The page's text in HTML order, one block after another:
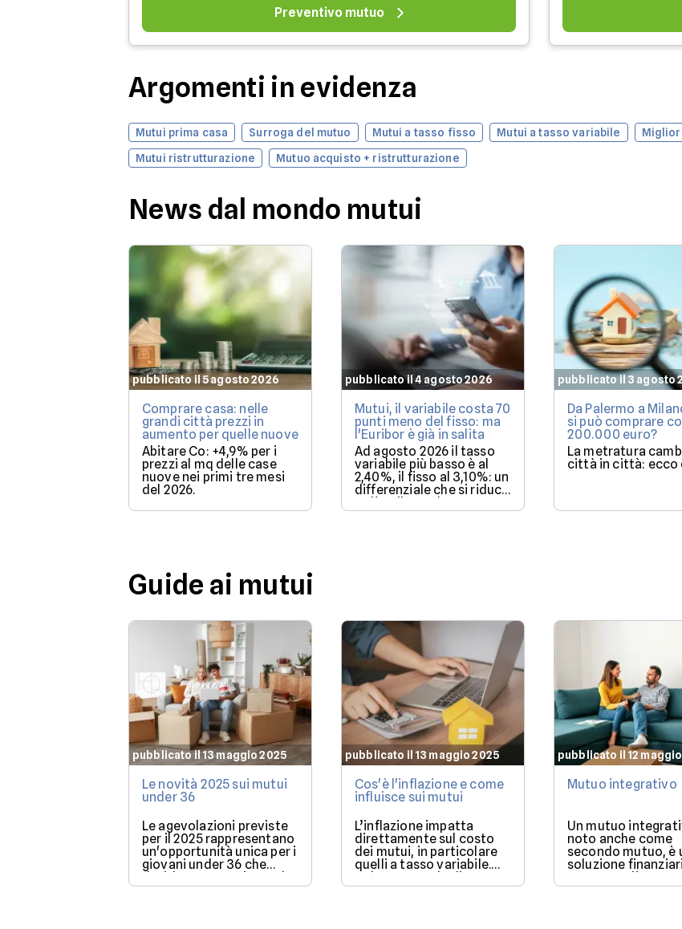
Preventivo mutuo
Argomenti in evidenza
Mutui prima casa Surroga del mutuo Mutui a tasso fisso Mutui a tasso variabile
Mutui ristrutturazione
Mutuo acquisto + ristrutturazione
News dal mondo mutui
pubblicato il 5 agosto 2026
Comprare casa: nelle
grandi città prezzi in
aumento per quelle nuove
Abitare Co: +4,9% per i
prezzi al mq delle case
nuove nei primi tre mesi
del 2026.
pubblicato il 4 agosto 2026
Mutui, il variabile costa 70
punti meno del fisso: ma
l'Euribor è già in salita
Ad agosto 2026 il tasso
variabile più basso è al
2,40%, il fisso al 3,10%: un
differenziale che si riduce
se l'Euribor sale come
previsto entro dicembre.
pubblicato il 3 agosto
Da Palermo a
si può comprare
200.000 euro?
La metratura
città in città: ecco
Guide ai mutui
pubblicato il 13 maggio 2025
Le novità 2025 sui mutui
under 36
Le agevolazioni previste
per il 2025 rappresentano
un'opportunità unica per i
giovani under 36 che
desiderano acquistare la
loro prima casa.
pubblicato il 13 maggio 2025
Cos'è l'inflazione e come
influisce sui mutui
L’inflazione impatta
direttamente sul costo
dei mutui, in particolare
quelli a tasso variabile.
Nel 2025, con la discesa
dei tassi BCE, il mercato
pubblicato il 12
Mutuo integrativo
Un mutuo
noto anche come
secondo mutuo, è
soluzione
consente di
ulteriore liquidità